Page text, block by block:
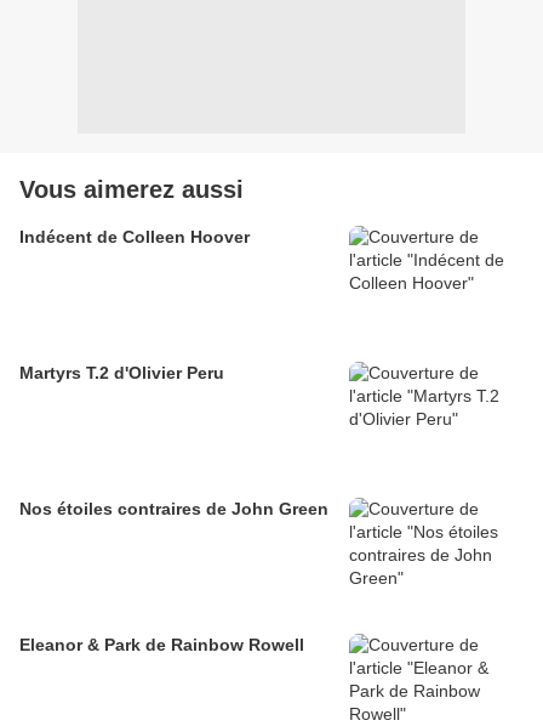
Vous aimerez aussi
Indécent de Colleen Hoover
Martyrs T.2 d'Olivier Peru
Nos étoiles contraires de John Green
Eleanor & Park de Rainbow Rowell